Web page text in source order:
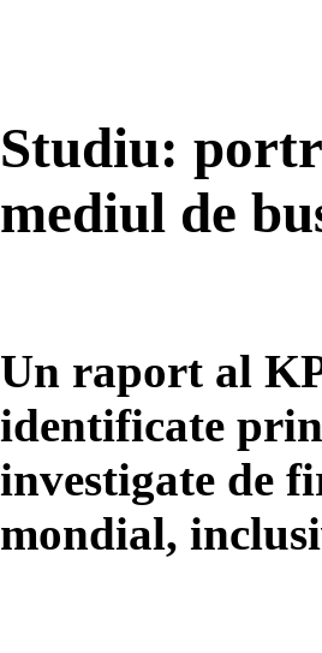
Studiu:
mediul de
Un raport al
identificate
investigate de
mondial,